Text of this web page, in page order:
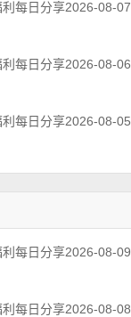
利每日分享2026-08-07
利每日分享2026-08-06
利每日分享2026-08-05
利每日分享2026-08-09
利每日分享2026-08-08